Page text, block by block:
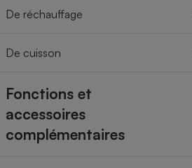
De réchauffage
De cuisson
Fonctions et
accessoires
complémentaires